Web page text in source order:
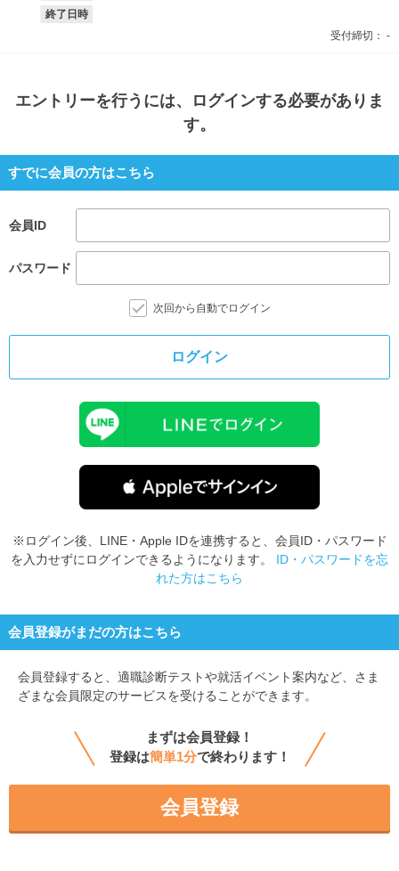
終了日時
受付締切： -
エントリーを行うには、ログインする必要がありま
す。
すでに会員の方はこちら
会員ID
パスワード
次回から自動でログイン
ログイン
※ログイン後、LINE・Apple IDを連携すると、会員ID・パスワード
を入力せずにログインできるようになります。 ID・パスワードを忘
れた方はこちら
会員登録がまだの方はこちら
会員登録すると、 適職診断テストや就活イベント案内など、さま
ざまな会員限定のサービスを受けることができます。
まずは会員登録！
登録は簡単1分で終わります！
会員登録